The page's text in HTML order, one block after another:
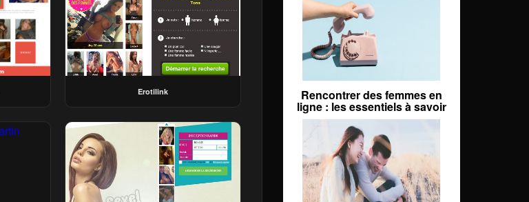
Erotilink Rencontrer des femmes en
ligne : les essentiels à savoir